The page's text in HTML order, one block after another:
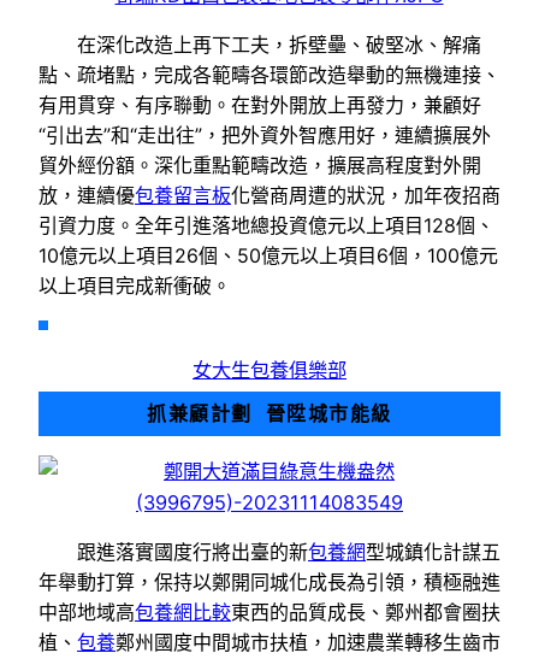
在深化改造上再下工夫，拆壁壘、破堅冰、解痛
點、疏堵點，完成各範疇各環節改造舉動的無機連接、
有用貫穿、有序聯動。在對外開放上再發力，兼顧好
“引出去”和“走出往”，把外資外智應用好，連續擴展外
貿外經份額。深化重點範疇改造，擴展高程度對外開
放，連續優包養留言板化營商周遭的狀況，加年夜招商
引資力度。全年引進落地總投資億元以上項目128個、
10億元以上項目26個、50億元以上項目6個，100億元
以上項目完成新衝破。
女大生包養俱樂部
抓兼顧計劃 晉陞城市能級
跟進落實國度行將出臺的新包養網型城鎮化計謀五
年舉動打算，保持以鄭開同城化成長為引領，積極融進
中部地域高包養網比較東西的品質成長、鄭州都會圈扶
植、 包養鄭州國度中間城市扶植，加速農業轉移生齒市